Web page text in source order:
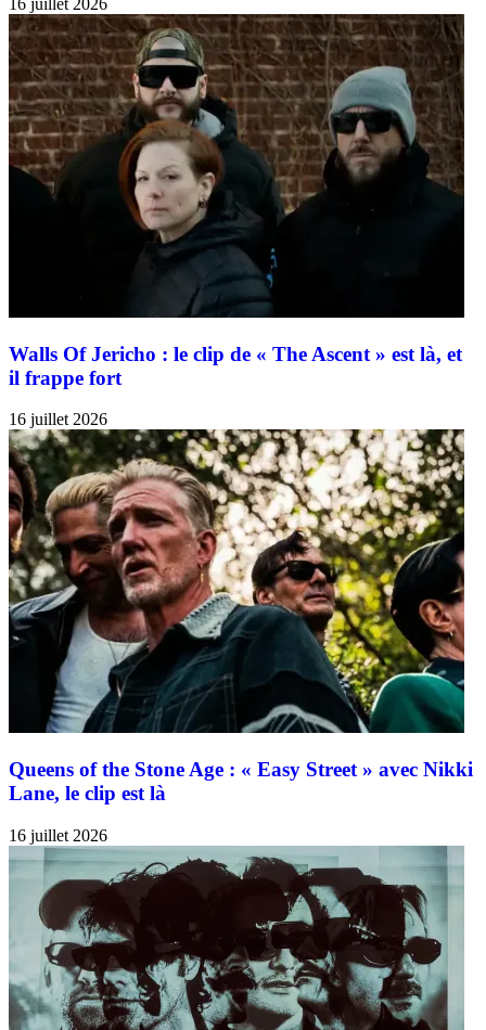
16 juillet 2026
Walls Of Jericho : le clip de « The Ascent » est là, et
il frappe fort
16 juillet 2026
Queens of the Stone Age : « Easy Street » avec Nikki
Lane, le clip est là
16 juillet 2026